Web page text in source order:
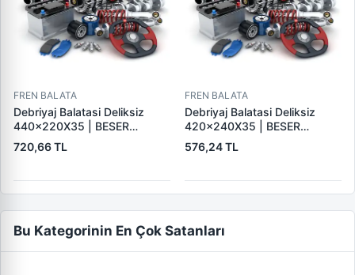
FREN BALATA
Debriyaj Balatasi Deliksiz
440×220X35 | BESER
440X220X35
720,66 TL
FREN BALATA
Debriyaj Balatasi Deliksiz
420×240X35 | BESER
420X240X35
576,24 TL
Bu Kategorinin En Çok Satanları